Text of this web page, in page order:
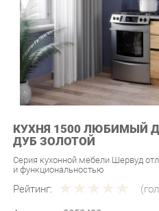
КУХНЯ 1500 ЛЮБИМЫЙ
ДУБ ЗОЛОТОЙ
Серия кухонной мебели Шервуд
Рейтинг:
Артикул: u-0253492